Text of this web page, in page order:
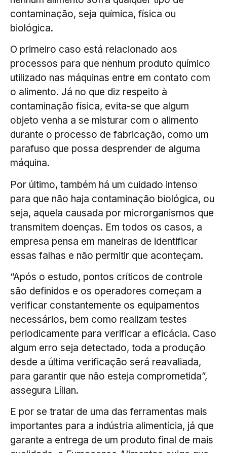
contaminação, seja química, física ou
biológica.
O primeiro caso está relacionado aos
processos para que nenhum produto químico
utilizado nas máquinas entre em contato com
o alimento. Já no que diz respeito à
contaminação física, evita-se que algum
objeto venha a se misturar com o alimento
durante o processo de fabricação, como um
parafuso que possa desprender de alguma
máquina.
Por último, também há um cuidado intenso
para que não haja contaminação biológica, ou
seja, aquela causada por microrganismos que
transmitem doenças. Em todos os casos, a
empresa pensa em maneiras de identificar
essas falhas e não permitir que aconteçam.
“Após o estudo, pontos críticos de controle
são definidos e os operadores começam a
verificar constantemente os equipamentos
necessários, bem como realizam testes
periodicamente para verificar a eficácia. Caso
algum erro seja detectado, toda a produção
desde a última verificação será reavaliada,
para garantir que não esteja comprometida”,
assegura Lílian.
E por se tratar de uma das ferramentas mais
importantes para a indústria alimentícia, já que
garante a entrega de um produto final de mais